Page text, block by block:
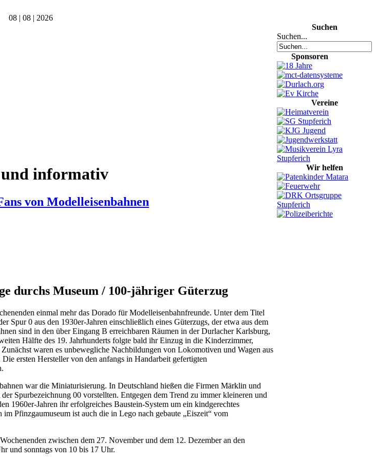
08 | 08 | 2026
informativ
von Modelleisenbahnen
durchs Museum / 100-jähriger Güterzug
einmal mehr das Dorado für Modelleisenbahnfreunde. Unter dem Titel
Spur 0 aus den 1930er-Jahren einschließlich eines Güterzugs, der etwa aus dem
sind in den über Eingang B erreichbaren Räumen in der Durlacher Karlsburg,
Hälfte des 19. Jahrhunderts folgte bald ihr Einzug in die Kinderzimmer,
waren es unbewegliche Nachbildungen von Lokomotiven und Wagen aus
ersten Hersteller von den anfangs in Handarbeit gefertigten
war die Miniaturisierung. In Deutschland hießen die Firmen Märklin und
Spurbezeichnung 00 vorstellten. Entgegen dem Trend zu immer kleineren und
1960er-Jahren ihr erfolgreiches Baustein-System um ein kindgerechtes
Pfinzgaumuseum ist auch die in Lego nach gebaute „Eiszeit“ vom
zwischen dem 27. November und dem 12. Dezember an den
und sonntags von 10 bis 17 Uhr.
Suchen
Suchen...
Sponsoren
Vereine
Wir helfen